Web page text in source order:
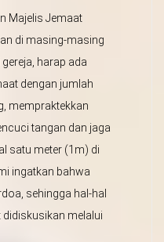
Majelis Jemaat
di masing-masing
harap ada
dengan jumlah
mempraktekkan
tangan dan jaga
satu meter (1m) di
ingatkan bahwa
sehingga hal-hal
didiskusikan melalui